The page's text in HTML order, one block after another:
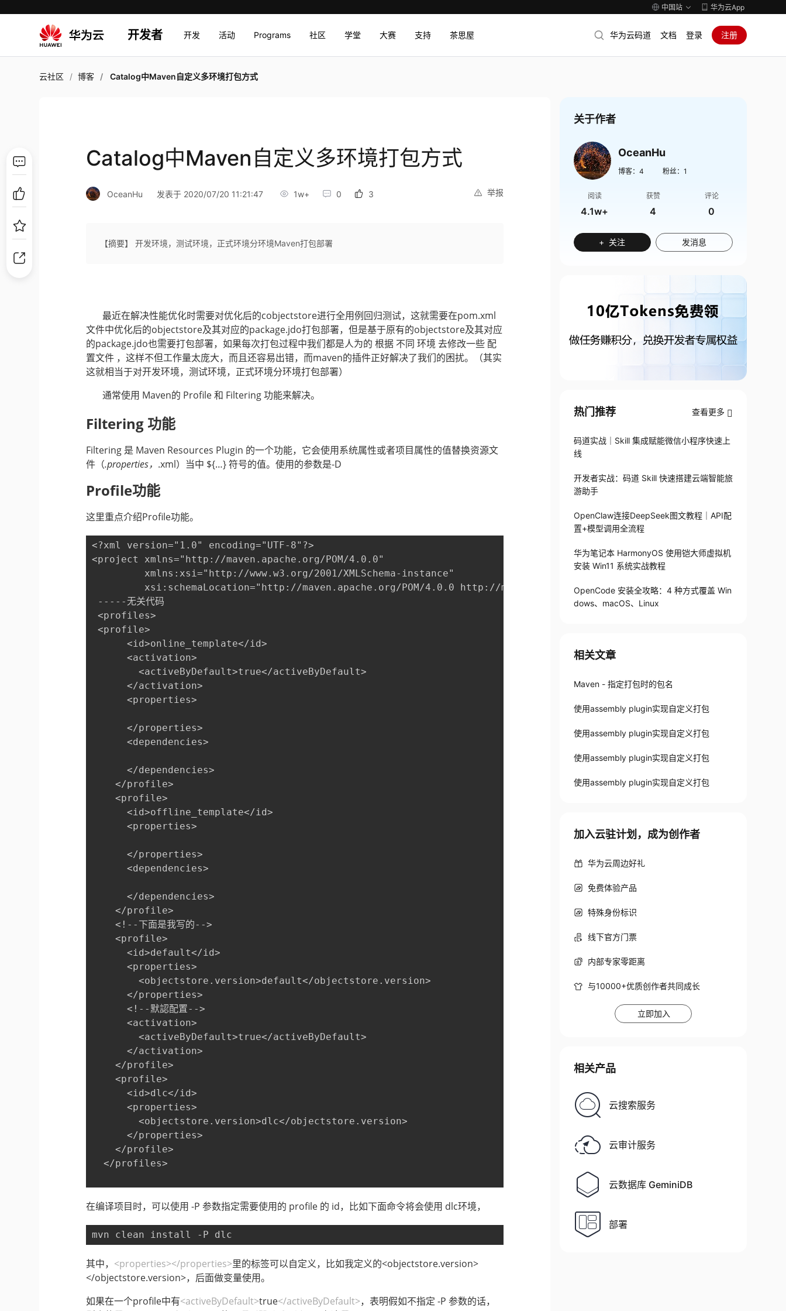
中国站 华为云App
开发者 开发 活动 Programs 社区 学堂 大赛 支持 茶思屋 华为云码道 文档 登录 注册
云社区 博客 Catalog中Maven自定义多环境打包方式
Catalog中Maven自定义多环境打包方式
举报
OceanHu 发表于 2020/07/20 11:21:47 1w+ 0 3
【摘要】 开发环境，测试环境，正式环境分环境Maven打包部署
最近在解决性能优化时需要对优化后的cobjectstore进行全用例回归测试，这就需要在pom.xml
文件中优化后的objectstore及其对应的package.jdo打包部署，但是基于原有的objectstore及其对应
的package.jdo也需要打包部署，如果每次打包过程中我们都是人为的 根据 不同 环境 去修改一些 配
置文件 ，这样不但工作量太庞大，而且还容易出错，而maven的插件正好解决了我们的困扰。（其实
这就相当于对开发环境，测试环境，正式环境分环境打包部署）
通常使用 Maven的 Profile 和 Filtering 功能来解决。
Filtering 功能
Filtering 是 Maven Resources Plugin 的一个功能，它会使用系统属性或者项目属性的值替换资源文
件（.properties， .xml）当中 ${…} 符号的值。使用的参数是-D
Profile功能
这里重点介绍Profile功能。
<?xml version="1.0" encoding="UTF-8"?>
<project xmlns="http://maven.apache.org/POM/4.0.0"
xmlns:xsi="http://www.w3.org/2001/XMLSchema-instance"
xsi:schemaLocation="http://maven.apache.org/POM/4.0.0 http://maven.apache.org/xsd/maven-4.0.0.xsd">
-----无关代码
<profiles>
<profile>
<id>online_template</id>
<activation>
<activeByDefault>true</activeByDefault>
</activation>
<properties>
</properties>
<dependencies>
</dependencies>
</profile>
<profile>
<id>offline_template</id>
<properties>
</properties>
<dependencies>
</dependencies>
</profile>
<!--下面是我写的-->
<profile>
<id>default</id>
<properties>
<objectstore.version>default</objectstore.version>
</properties>
<!--默認配置-->
<activation>
<activeByDefault>true</activeByDefault>
</activation>
</profile>
<profile>
<id>dlc</id>
<properties>
<objectstore.version>dlc</objectstore.version>
</properties>
</profile>
</profiles>
在编译项目时，可以使用 -P 参数指定需要使用的 profile 的 id，比如下面命令将会使用 dlc环境，
mvn clean install -P dlc
其中， <properties></properties>里的标签可以自定义，比如我定义的<objectstore.version>
</objectstore.version>，后面做变量使用。
如果在一个profile中有<activeByDefault>true</activeByDefault>，表明假如不指定 -P 参数的话，
关于作者
OceanHu
博客： 4 粉丝： 1
阅读
4.1w+
获赞
4
评论
0
+ 关注 发消息
热门推荐 查看更多
码道实战｜Skill 集成赋能微信小程序快速上
线
开发者实战：码道 Skill 快速搭建云端智能旅
游助手
OpenClaw连接DeepSeek图文教程｜API配
置+模型调用全流程
华为笔记本 HarmonyOS 使用铠大师虚拟机
安装 Win11 系统实战教程
OpenCode 安装全攻略：4 种方式覆盖 Win
dows、macOS、Linux
相关文章
Maven - 指定打包时的包名
使用assembly plugin实现自定义打包
使用assembly plugin实现自定义打包
使用assembly plugin实现自定义打包
使用assembly plugin实现自定义打包
加入云驻计划，成为创作者
华为云周边好礼
免费体验产品
特殊身份标识
线下官方门票
内部专家零距离
与10000+优质创作者共同成长
立即加入
相关产品
云搜索服务
云审计服务
云数据库 GeminiDB
部署